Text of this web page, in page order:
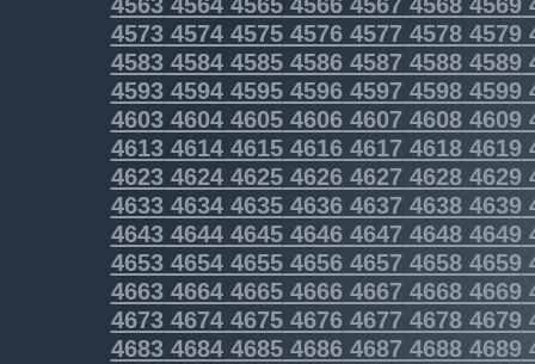
4573457445754576457745784579
4583458445854586458745884589
4593459445954596459745984599
46034604460546064607 46084609
46134614461546164617 46184619
46234624462546264627 46284629
4633463446354636463746384639
4643464446454646464746484649
4653465446554656465746584659
46634664466546664667 46684669
46734674467546764677 46784679
46834684468546864687 46884689